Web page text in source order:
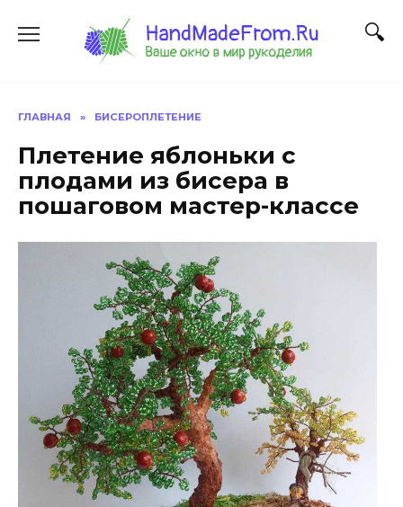
содержанию
ГЛАВНАЯ » БИСЕРОПЛЕТЕНИЕ
Плетение яблоньки с
плодами из бисера в
пошаговом мастер-классе